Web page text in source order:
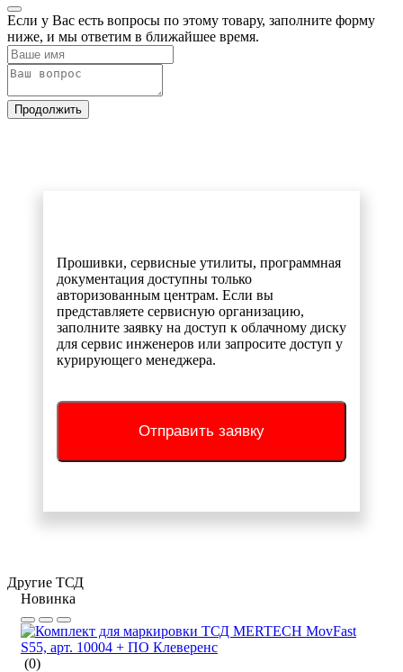
Если у Вас есть вопросы по этому товару, заполните форму
ниже, и мы ответим в ближайшее время.
Продолжить
Прошивки, сервисные утилиты, программная
документация доступны только
авторизованным центрам. Если вы
представляете сервисную организацию,
заполните заявку на доступ к облачному диску
для сервис инженеров или запросите доступ у
курирующего менеджера.
Отправить заявку
Другие ТСД
Новинка
(0)